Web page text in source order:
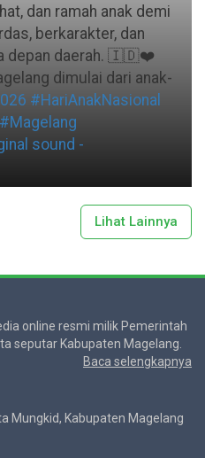
dan ramah anak demi
berkarakter, dan
depan daerah. 🇮🇩❤️
dimulai dari anak-
#HariAnakNasional
#Magelang
sound -
Lihat Lainnya
online resmi milik Pemerintah
seputar Kabupaten Magelang.
Baca selengkapnya
Mungkid, Kabupaten Magelang